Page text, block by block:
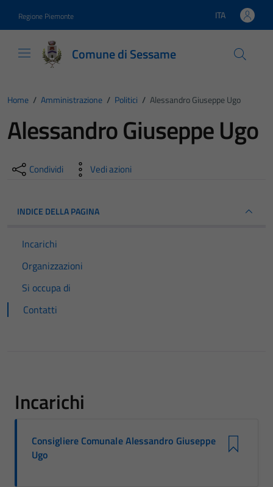
Regione Piemonte Lingua attiva:
ITA
Comune di Sessame
Home / Amministrazione / Politici / Alessandro Giuseppe Ugo
Alessandro Giuseppe Ugo
Condividi Vedi azioni
INDICE DELLA PAGINA
Incarichi
Organizzazioni
Si occupa di
Contatti
Incarichi
Consigliere Comunale Alessandro Giuseppe
Ugo